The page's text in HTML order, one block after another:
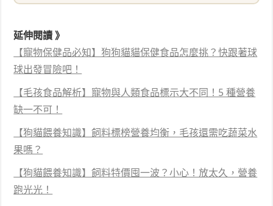
延伸閱讀 》
【寵物保健品必知】狗狗貓貓保健食品怎麼挑？快跟著球
球出發冒險吧！
【毛孩食品解析】寵物與人類食品標示大不同！5 種營養
缺一不可！
【狗貓餵養知識】飼料標榜營養均衡，毛孩還需吃蔬菜水
果嗎？
【狗貓餵養知識】飼料特價囤一波？小心！放太久，營養
跑光光！